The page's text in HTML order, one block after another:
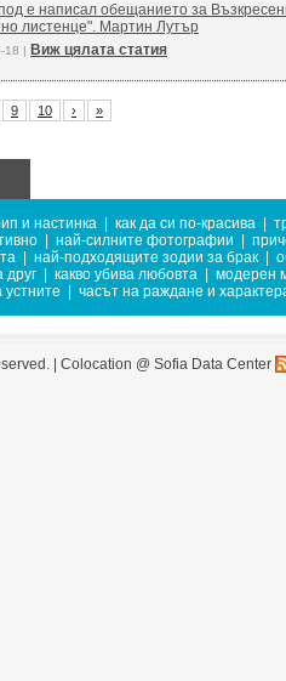
е написал обещанието за
листенце". Мартин Лутър
18 | Виж цялата статия
9 10 › »
и настинка как да си по-красива
най-силните фотографии
най-подходящите зодии за брак
друг
какво убива любовта
модерен
устните часът на раждане и
| Colocation @ Sofia Data Center